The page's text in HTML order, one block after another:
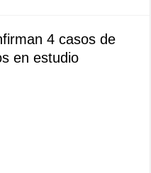
4 casos de
en estudio